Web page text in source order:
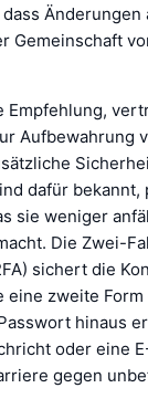
Änderungen
Gemeinschaft
Empfehlung,
Aufbewahrung
dafür bekannt,
sie weniger
Die Zwei-
sichert die
eine zweite
hinaus
oder eine
gegen